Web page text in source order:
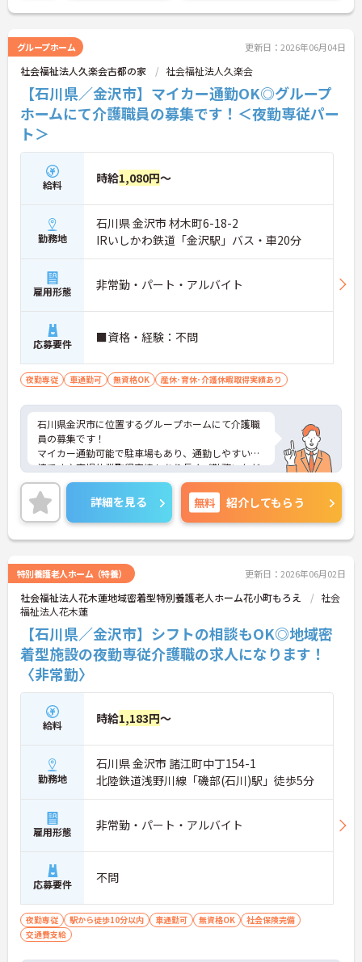
グループホーム 更新日：2026年06月04日
社会福祉法人久楽会古都の家 社会福祉法人久楽会
【石川県／金沢市】マイカー通勤OK◎グループ
ホームにて介護職員の募集です！＜夜勤専従パー
ト＞
給料 時給1,080円～
勤務地
石川県 金沢市 材木町6-18-2
IRいしかわ鉄道「金沢駅」バス・車20分
雇用形態 非常勤・パート・アルバイト
応募要件 ■資格・経験：不問
夜勤専従 車通勤可 無資格OK 産休･育休･介護休暇取得実績あり
石川県金沢市に位置するグループホームにて介護職
員の募集です！
マイカー通勤可能で駐車場もあり、通勤しやすい環
境です♪育児休業取得実績もあり長くご勤務いただ
けます。
ご興味のある方には、面接対策ポイントなど、さら
に詳細をご案内しますのでお気軽にご相談くださ
い！
詳細を見る 無料 紹介してもらう
特別養護老人ホーム（特養） 更新日：2026年06月02日
社会福祉法人花木蓮地域密着型特別養護老人ホーム花小町もろえ
社会
福祉法人花木蓮
【石川県／金沢市】シフトの相談もOK◎地域密
着型施設の夜勤専従介護職の求人になります！
〈非常勤〉
給料 時給1,183円～
勤務地
石川県 金沢市 諸江町中丁154-1
北陸鉄道浅野川線「磯部(石川)駅」徒歩5分
雇用形態 非常勤・パート・アルバイト
応募要件 不問
夜勤専従 駅から徒歩10分以内 車通勤可 無資格OK
社会保険完備
交通費支給